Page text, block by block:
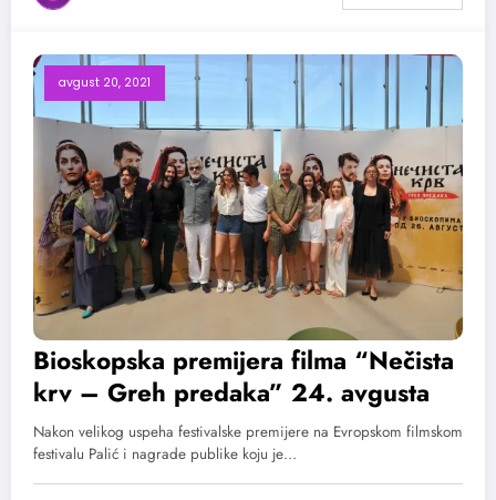
avgust 20, 2021
Bioskopska premijera filma “Nečista
krv – Greh predaka” 24. avgusta
Nakon velikog uspeha festivalske premijere na Evropskom filmskom
festivalu Palić i nagrade publike koju je…